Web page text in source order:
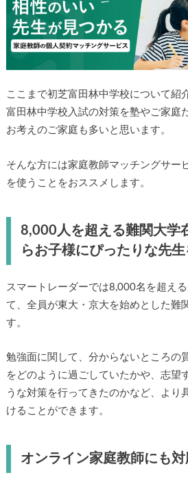
ここまで初芝富田林中学校について紹
富田林中学校入試の対策を塾やご家庭
お考えのご家庭も多いと思います。
そんな方には家庭教師マッチングサー
を使うことをおススメします。
8,000人を超える難関大学
らお子様にぴったりな先
スマートレーダーでは8,000名を超え
て、全員が東大・京大を始めとした難
す。
勉強面に関して、分からないところの
をどのように過ごしていたかや、志望
うな対策を行ってきたのかなど、より
けることができます。
オンライン家庭教師にも対